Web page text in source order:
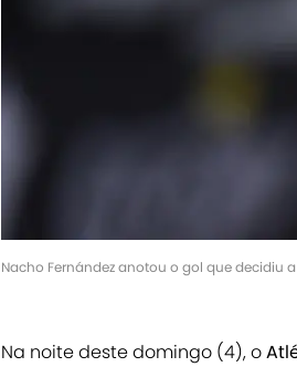
Nacho Fernández anotou o gol que decidiu
Na noite deste domingo (4), o